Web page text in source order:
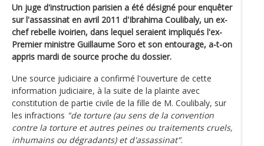
Un juge d'instruction parisien a été désigné pour enquêter
sur l'assassinat en avril 2011 d'Ibrahima Coulibaly, un ex-
chef rebelle ivoirien, dans lequel seraient impliqués l'ex-
Premier ministre Guillaume Soro et son entourage, a-t-on
appris mardi de source proche du dossier.
Une source judiciaire a confirmé l'ouverture de cette
information judiciaire, à la suite de la plainte avec
constitution de partie civile de la fille de M. Coulibaly, sur
les infractions "de torture (au sens de la convention
contre la torture et autres peines ou traitements cruels,
inhumains ou dégradants) et d'assassinat".